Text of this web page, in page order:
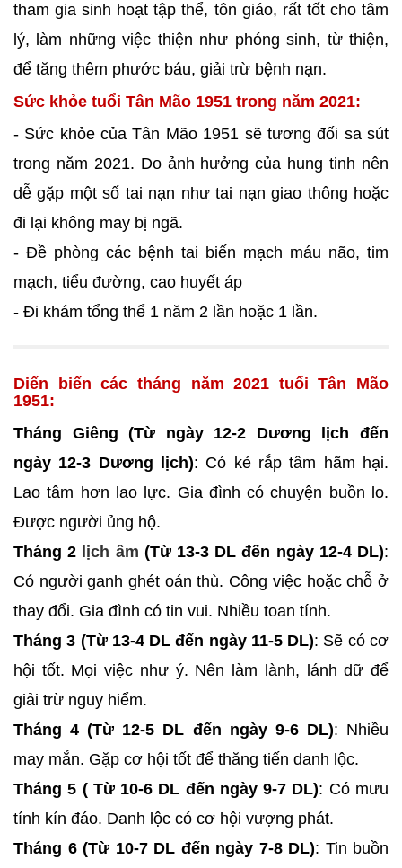
tham gia sinh hoạt tập thể, tôn giáo, rất tốt cho tâm
lý, làm những việc thiện như phóng sinh, từ thiện,
để tăng thêm phước báu, giải trừ bệnh nạn.
Sức khỏe tuổi Tân Mão 1951 trong năm 2021:
- Sức khỏe của Tân Mão 1951 sẽ tương đối sa sút
trong năm 2021. Do ảnh hưởng của hung tinh nên
dễ gặp một số tai nạn như tai nạn giao thông hoặc
đi lại không may bị ngã.
- Đề phòng các bệnh tai biến mạch máu não, tim
mạch, tiểu đường, cao huyết áp
- Đi khám tổng thể 1 năm 2 lần hoặc 1 lần.
Diến biến các tháng năm 2021 tuổi Tân Mão
1951:
Tháng Giêng (Từ ngày 12-2 Dương lịch đến
ngày 12-3 Dương lịch): Có kẻ rắp tâm hãm hại.
Lao tâm hơn lao lực. Gia đình có chuyện buồn lo.
Được người ủng hộ.
Tháng 2 lịch âm (Từ 13-3 DL đến ngày 12-4 DL):
Có người ganh ghét oán thù. Công việc hoặc chỗ ở
thay đổi. Gia đình có tin vui. Nhiều toan tính.
Tháng 3 (Từ 13-4 DL đến ngày 11-5 DL): Sẽ có cơ
hội tốt. Mọi việc như ý. Nên làm lành, lánh dữ để
giải trừ nguy hiểm.
Tháng 4 (Từ 12-5 DL đến ngày 9-6 DL): Nhiều
may mắn. Gặp cơ hội tốt để thăng tiến danh lộc.
Tháng 5 ( Từ 10-6 DL đến ngày 9-7 DL): Có mưu
tính kín đáo. Danh lộc có cơ hội vượng phát.
Tháng 6 (Từ 10-7 DL đến ngày 7-8 DL): Tin buồn